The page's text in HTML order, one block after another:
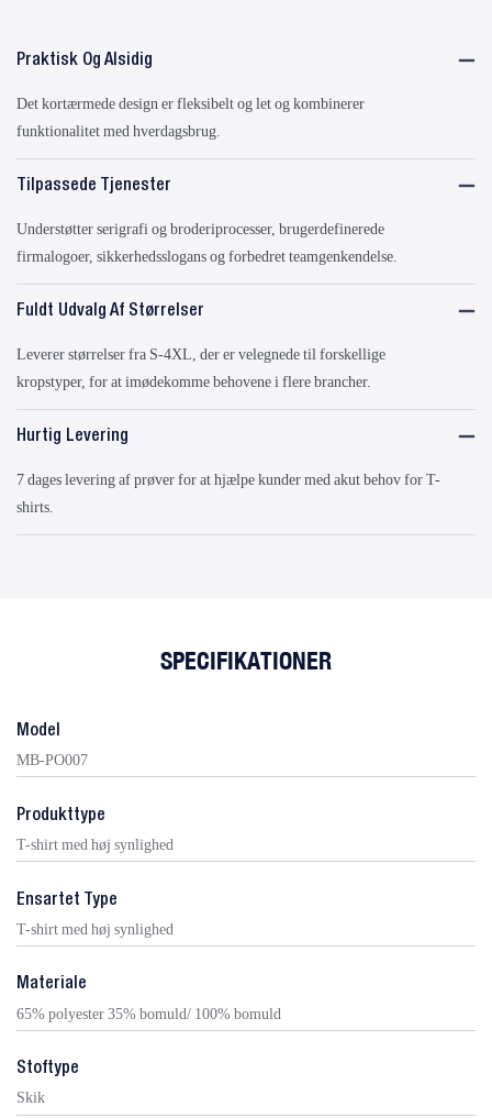
Praktisk Og Alsidig
Det kortærmede design er fleksibelt og let og kombinerer
funktionalitet med hverdagsbrug.
Tilpassede Tjenester
Understøtter serigrafi og broderiprocesser, brugerdefinerede
firmalogoer, sikkerhedsslogans og forbedret teamgenkendelse.
Fuldt Udvalg Af Størrelser
Leverer størrelser fra S-4XL, der er velegnede til forskellige
kropstyper, for at imødekomme behovene i flere brancher.
Hurtig Levering
7 dages levering af prøver for at hjælpe kunder med akut behov for T-
shirts.
SPECIFIKATIONER
Model
MB-PO007
Produkttype
T-shirt med høj synlighed
Ensartet Type
T-shirt med høj synlighed
Materiale
65% polyester 35% bomuld/ 100% bomuld
Stoftype
Skik